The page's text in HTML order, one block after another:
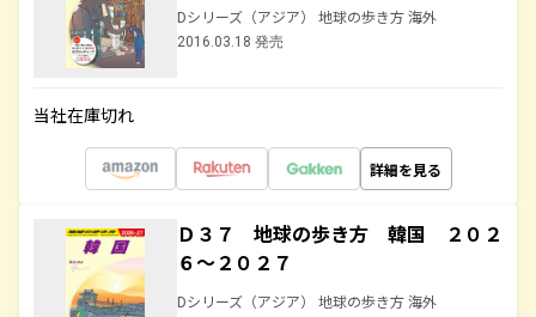
Dシリーズ（アジア） 地球の歩き方 海外
2016.03.18 発売
当社在庫切れ
詳細を見る
Ｄ３７ 地球の歩き方 韓国 ２０２
６～２０２７
Dシリーズ（アジア） 地球の歩き方 海外